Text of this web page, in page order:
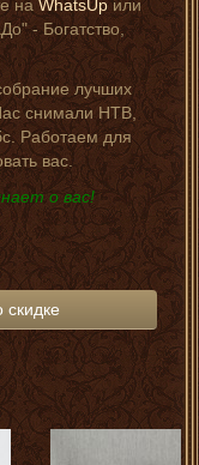
на WhatsUp или
- Богатство,
лучших
снимали НТВ,
Работаем для
вас.
о вас!